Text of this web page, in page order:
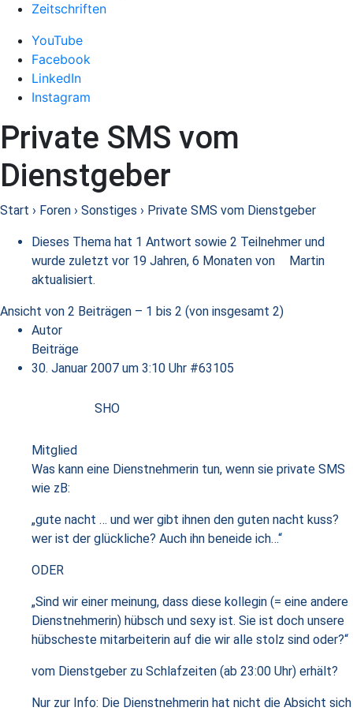
Zeitschriften
YouTube
Facebook
LinkedIn
Instagram
Private SMS vom
Dienstgeber
Start › Foren › Sonstiges › Private SMS vom Dienstgeber
Dieses Thema hat 1 Antwort sowie 2 Teilnehmer und
wurde zuletzt vor 19 Jahren, 6 Monaten von
Martin
aktualisiert.
Ansicht von 2 Beiträgen – 1 bis 2 (von insgesamt 2)
Autor
Beiträge
30. Januar 2007 um 3:10 Uhr #63105
SHO
Mitglied
Was kann eine Dienstnehmerin tun, wenn sie private SMS
wie zB:
„gute nacht … und wer gibt ihnen den guten nacht kuss?
wer ist der glückliche? Auch ihn beneide ich…“
ODER
„Sind wir einer meinung, dass diese kollegin (= eine andere
Dienstnehmerin) hübsch und sexy ist. Sie ist doch unsere
hübscheste mitarbeiterin auf die wir alle stolz sind oder?“
vom Dienstgeber zu Schlafzeiten (ab 23:00 Uhr) erhält?
Nur zur Info: Die Dienstnehmerin hat nicht die Absicht sich